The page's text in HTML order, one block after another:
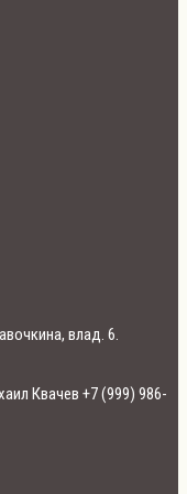
влад. 6.
Квачев +7 (999) 986-